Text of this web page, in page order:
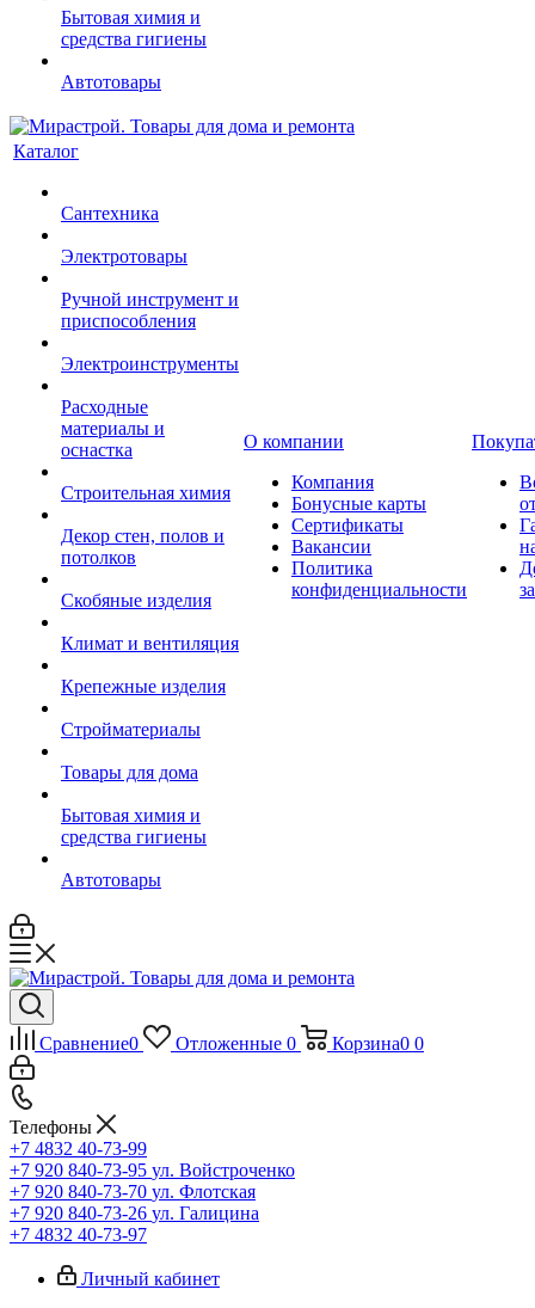
Бытовая химия и
средства гигиены
Автотовары
Каталог
Сантехника
Электротовары
Ручной инструмент и
приспособления
Электроинструменты
Расходные
материалы и
оснастка
Строительная химия
Декор стен, полов и
потолков
Скобяные изделия
Климат и вентиляция
Крепежные изделия
Стройматериалы
Товары для дома
Бытовая химия и
средства гигиены
Автотовары
О компании
Компания
Бонусные карты
Сертификаты
Вакансии
Политика
конфиденциальности
Сравнение0 Отложенные 0 Корзина0 0
Телефоны
+7 4832 40-73-99
+7 920 840-73-95 ул. Войстроченко
+7 920 840-73-70 ул. Флотская
+7 920 840-73-26 ул. Галицина
+7 4832 40-73-97
Личный кабинет